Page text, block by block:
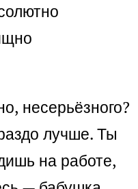
несерьёзного?
лучше. Ты
на работе,